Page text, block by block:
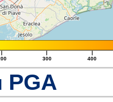
| |
300
|
400
PGA